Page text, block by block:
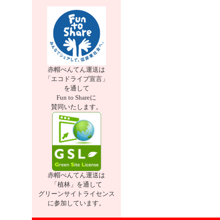
赤帽べんてん運送は
「エコドライブ宣言」
を通して
Fun to Shareに
賛同いたします。
赤帽べんてん運送は
「植林」を通して
グリーンサイトライセンス
に参加しています。